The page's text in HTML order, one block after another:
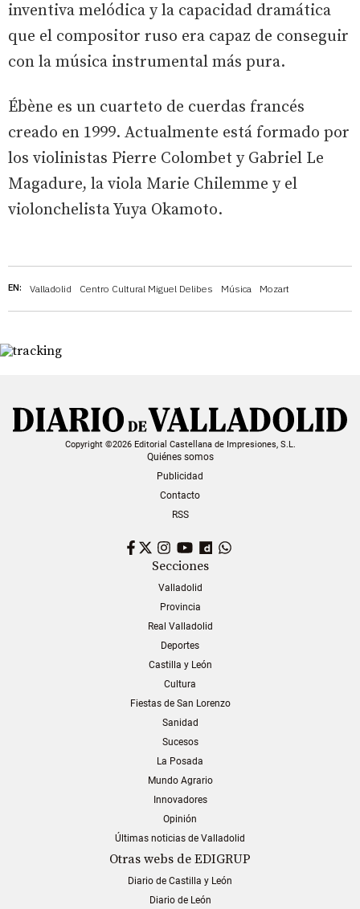
EN: Valladolid Centro Cultural Miguel Delibes Música Mozart
inventiva melódica y la capacidad dramática
que el compositor ruso era capaz de conseguir
con la música instrumental más pura.
Ébène es un cuarteto de cuerdas francés
creado en 1999. Actualmente está formado por
los violinistas Pierre Colombet y Gabriel Le
Magadure, la viola Marie Chilemme y el
violonchelista Yuya Okamoto.
Copyright ©2026 Editorial Castellana de Impresiones, S.L.
Quiénes somos
Publicidad
Contacto
RSS
Facebook
TwitterInstagram
YouTubeDailymotion
Secciones
Valladolid
Provincia
Real Valladolid
Deportes
Castilla y León
Cultura
Fiestas de San Lorenzo
Sanidad
Sucesos
La Posada
Mundo Agrario
Innovadores
Opinión
Últimas noticias de Valladolid
Otras webs de EDIGRUP
Diario de Castilla y León
Diario de León